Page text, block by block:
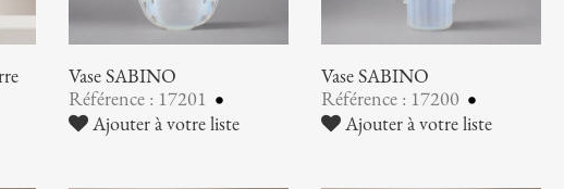
Vase SABINO
Référence : 17201
Ajouter à votre liste
Vase SABINO
Référence : 17200
Ajouter à votre liste